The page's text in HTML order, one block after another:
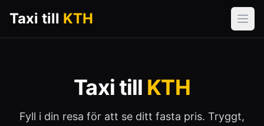
Taxi till KTH
Taxi till KTH
Fyll i din resa för att se ditt fasta pris. Tryggt,